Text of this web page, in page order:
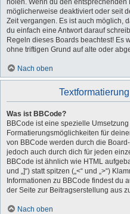
holen. Wenn du den
möglicherweise deaktiviert oder seit
Zeit vergangen. Es ist auch möglich,
du einfach eine Antwort darauf
Regeln dieses Boards beachtest! Es
ohne triftigen Grund auf alte oder
Nach oben
Was ist BBCode?
BBCode ist eine spezielle
Formatierungsmöglichkeiten für
von BBCode werden durch die
jedoch auch durch dich für jeden
BBCode ist ähnlich wie HTML
und „]“) statt spitzen („<“ und „>“)
Informationen zu BBCode findest du
der Seite zur Beitragserstellung aus
Nach oben